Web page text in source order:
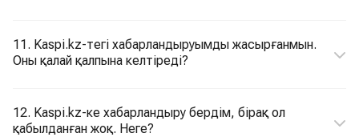
11. Kaspi.kz-тегі хабарландыруымды жасырғанмын.
Оны қалай қалпына келтіреді?
12. Kaspi.kz-ке хабарландыру бердім, бірақ ол
қабылданған жоқ. Неге?